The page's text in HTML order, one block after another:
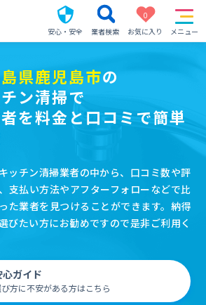
安心・安全 業者検索
0
お気に入り
メニュー
県鹿児島市の
ン清掃で
を料金と口コミで簡単
ッチン清掃業者の中から、口コミ数や評
支払い方法やアフターフォローなどで比
た業者を見つけることができます。納得
びたい方にお勧めですので是非ご利用く
ガイド
方に不安がある方はこちら